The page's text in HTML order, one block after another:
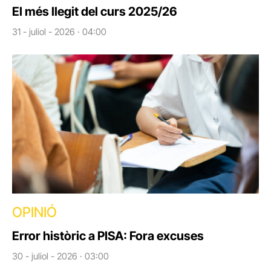
El més llegit del curs 2025/26
31 - juliol - 2026 · 04:00
OPINIÓ
Error històric a PISA: Fora excuses
30 - juliol - 2026 · 03:00